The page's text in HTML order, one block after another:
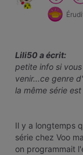
Lili50 a écrit:
petite info si
venir...ce genre
la même série
Il y a longtemps
série chez Voo
on programmait